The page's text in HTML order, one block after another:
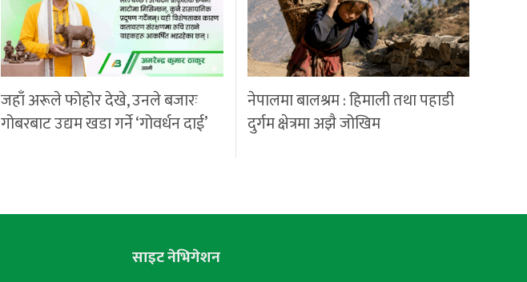
जहाँ अरूले फोहोर देखे, उनले बजारः
गोबरबाट उद्यम खडा गर्ने ‘गोवर्धन दाई’
नेपालमा बालश्रम : हिमाली तथा पहाडी
दुर्गम क्षेत्रमा अझै जोखिम
साइट नेभिगेशन